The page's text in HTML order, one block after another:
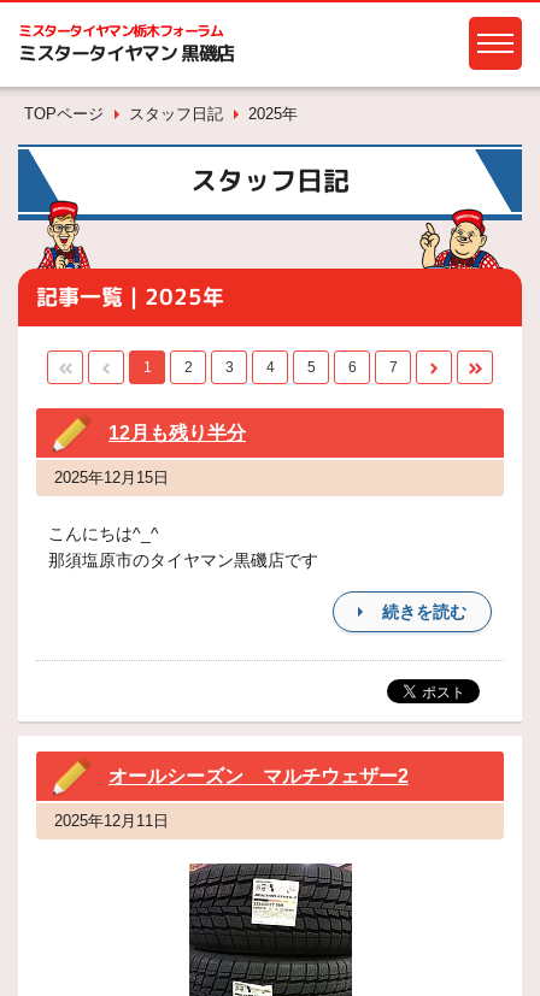
ミスタータイヤマン栃木フォーラム
ミスタータイヤマン 黒磯店
TOPページ スタッフ日記 2025年
スタッフ日記
記事一覧｜2025年
1 2 3 4 5 6 7
12月も残り半分
2025年12月15日
こんにちは^_^
那須塩原市のタイヤマン黒磯店です
続きを読む
オールシーズン マルチウェザー2
2025年12月11日